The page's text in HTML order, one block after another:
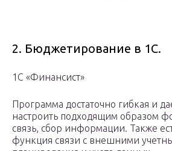
2. Бюджетирование в 1С.
1С «Финансист»
Программа достаточно гибкая и
настроить подходящим образом
связь, сбор информации. Также
функция связи с внешними